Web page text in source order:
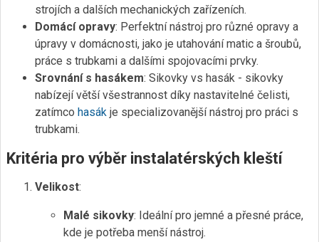
strojích a dalších mechanických zařízeních.
Domácí opravy: Perfektní nástroj pro různé opravy a
úpravy v domácnosti, jako je utahování matic a šroubů,
práce s trubkami a dalšími spojovacími prvky.
Srovnání s hasákem: Sikovky vs hasák - sikovky
nabízejí větší všestrannost díky nastavitelné čelisti,
zatímco hasák je specializovanější nástroj pro práci s
trubkami.
Kritéria pro výběr instalatérských kleští
Velikost:
Malé sikovky: Ideální pro jemné a přesné práce,
kde je potřeba menší nástroj.